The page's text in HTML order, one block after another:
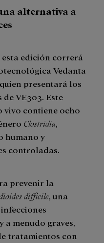
alternativa a
esta edición correrá
Vedanta
presentará los
VE303. Este
contiene ocho
Clostridia,
humano y
controladas.
prevenir la
difficile, una
a menudo graves,
tratamientos con